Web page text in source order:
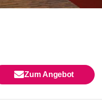
Zum Angebot